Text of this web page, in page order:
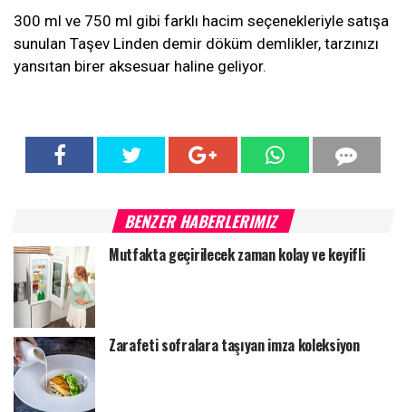
300 ml ve 750 ml gibi farklı hacim seçenekleriyle satışa
sunulan Taşev Linden demir döküm demlikler, tarzınızı
yansıtan birer aksesuar haline geliyor.
BENZER HABERLERIMIZ
Mutfakta geçirilecek zaman kolay ve keyifli
Zarafeti sofralara taşıyan imza koleksiyon